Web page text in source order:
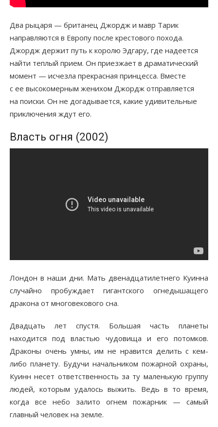
Два рыцаря — британец Джордж и мавр Тарик
направляются в Европу после крестового похода.
Джордж держит путь к королю Эдгару, где надеется
найти теплый прием. Он приезжает в драматический
момент — исчезла прекрасная принцесса. Вместе
с ее высокомерным женихом Джордж отправляется
на поиски. Он не догадывается, какие удивительные
приключения ждут его.
Власть огня (2002)
Лондон в наши дни. Мать двенадцатилетнего Куинна
случайно пробуждает гигантского огнедышащего
дракона от многовекового сна.
Двадцать лет спустя. Большая часть планеты
находится под властью чудовища и его потомков.
Драконы очень умны, им не нравится делить с кем-
либо планету. Будучи начальником пожарной охраны,
Куинн несет ответственность за ту маленькую группу
людей, которым удалось выжить. Ведь в то время,
когда все небо залито огнем пожарник — самый
главный человек на земле.